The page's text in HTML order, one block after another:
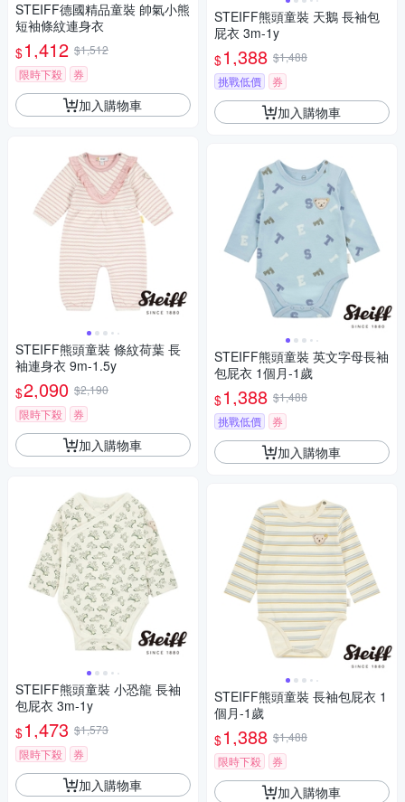
STEIFF德國精品童裝 帥氣小熊
短袖條紋連身衣
$1,412 $1,512
限時下殺
券
加入購物車
STEIFF熊頭童裝 條紋荷葉 長
袖連身衣 9m-1.5y
$2,090 $2,190
限時下殺
券
加入購物車
STEIFF熊頭童裝 小恐龍 長袖
包屁衣 3m-1y
$1,473 $1,573
限時下殺
券
加入購物車
STEIFF熊頭童裝 天鵝 長袖包
屁衣 3m-1y
$1,388 $1,488
挑戰低價
券
加入購物車
STEIFF熊頭童裝 英文字母長袖
包屁衣 1個月-1歲
$1,388 $1,488
挑戰低價
券
加入購物車
STEIFF熊頭童裝 長袖包屁衣 1
個月-1歲
$1,388 $1,488
限時下殺
券
加入購物車